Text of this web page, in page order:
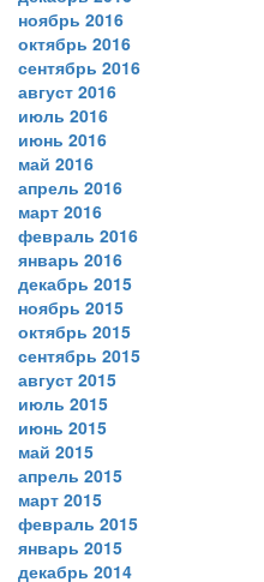
ноябрь 2016
октябрь 2016
сентябрь 2016
август 2016
июль 2016
июнь 2016
май 2016
апрель 2016
март 2016
февраль 2016
январь 2016
декабрь 2015
ноябрь 2015
октябрь 2015
сентябрь 2015
август 2015
июль 2015
июнь 2015
май 2015
апрель 2015
март 2015
февраль 2015
январь 2015
декабрь 2014